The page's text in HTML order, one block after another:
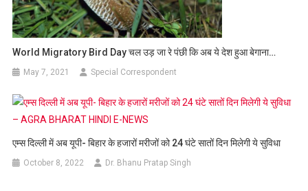
World Migratory Bird Day चल उड़ जा रे पंछी कि अब ये देश हुआ बेगाना…
May 7, 2021 Special Correspondent
एम्स दिल्ली में अब यूपी- बिहार के हजारों मरीजों को 24 घंटे सातों दिन मिलेगी ये सुविधा
October 8, 2022 Dr. Bhanu Pratap Singh